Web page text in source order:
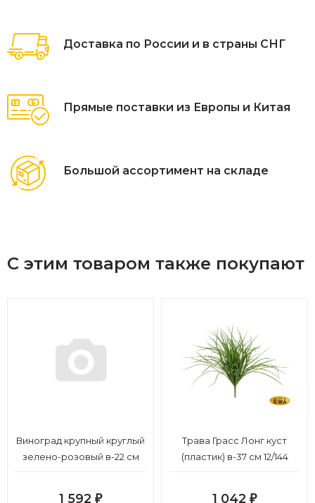
Доставка по России и в страны СНГ
Прямые поставки из Европы и Китая
Большой ассортимент на складе
С этим товаром также покупают
Виноград крупный круглый
зелено-розовый в-22 см
1 592 ₽
Трава Грасс Лонг куст
(пластик) в-37 см 12/144
1 042 ₽